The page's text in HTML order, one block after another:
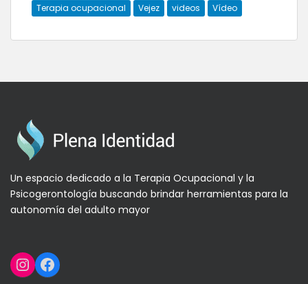
Terapia ocupacional
Vejez videos Vídeo
Un espacio dedicado a la Terapia Ocupacional y la
Psicogerontología buscando brindar herramientas para la
autonomía del adulto mayor
Instagram
Facebook